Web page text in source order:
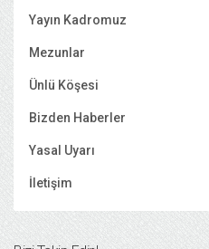
Yayın Kadromuz
Mezunlar
Ünlü Köşesi
Bizden Haberler
Yasal Uyarı
İletişim